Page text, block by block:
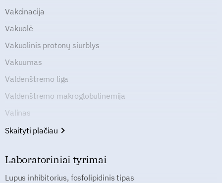
Vakcinacija
Vakuolė
Vakuolinis protonų siurblys
Vakuumas
Valdenštremo liga
Valdenštremo makroglobulinemija
Valinas
Skaityti plačiau
Laboratoriniai tyrimai
Lupus inhibitorius, fosfolipidinis tipas